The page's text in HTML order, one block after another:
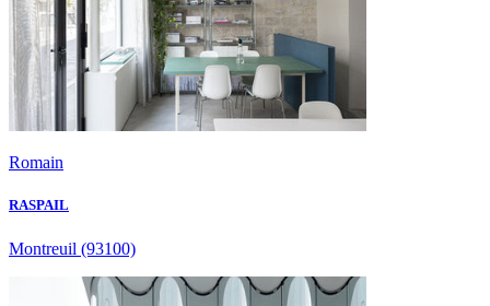
Romain
RASPAIL
Montreuil (93100)